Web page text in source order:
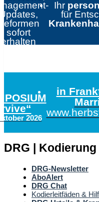
sofort
erhalten
Ihr
für
2026
in
DRG |
DRG-Newsletter
AboAlert
DRG Chat
Kodierleitfäden &